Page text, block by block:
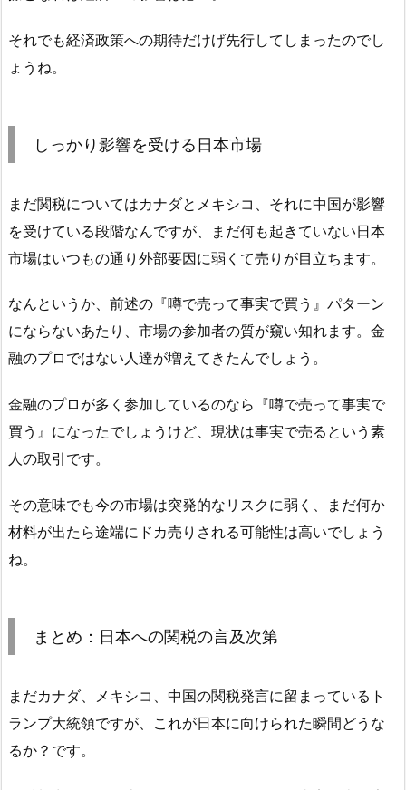
それでも経済政策への期待だけげ先行してしまったのでし
ょうね。
しっかり影響を受ける日本市場
まだ関税についてはカナダとメキシコ、それに中国が影響
を受けている段階なんですが、まだ何も起きていない日本
市場はいつもの通り外部要因に弱くて売りが目立ちます。
なんというか、前述の『噂で売って事実で買う』パターン
にならないあたり、市場の参加者の質が窺い知れます。金
融のプロではない人達が増えてきたんでしょう。
金融のプロが多く参加しているのなら『噂で売って事実で
買う』になったでしょうけど、現状は事実で売るという素
人の取引です。
その意味でも今の市場は突発的なリスクに弱く、まだ何か
材料が出たら途端にドカ売りされる可能性は高いでしょう
ね。
まとめ：日本への関税の言及次第
まだカナダ、メキシコ、中国の関税発言に留まっているト
ランプ大統領ですが、これが日本に向けられた瞬間どうな
るか？です。